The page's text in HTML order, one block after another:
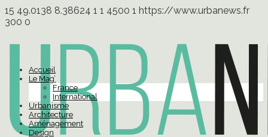
15 49.0138 8.38624 1 1 4500 1 https://www.urbanews.fr
300 0
Accueil
Le Mag’
France
International
Urbanisme
Architecture
Aménagement
Design